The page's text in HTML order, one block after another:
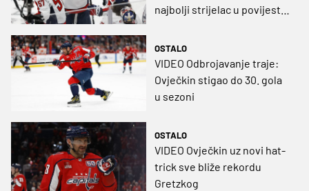
najbolji strijelac u povijesti
OSTALO
VIDEO Odbrojavanje traje:
Ovječkin stigao do 30. gola
u sezoni
OSTALO
VIDEO Ovječkin uz novi hat-
trick sve bliže rekordu
Gretzkog